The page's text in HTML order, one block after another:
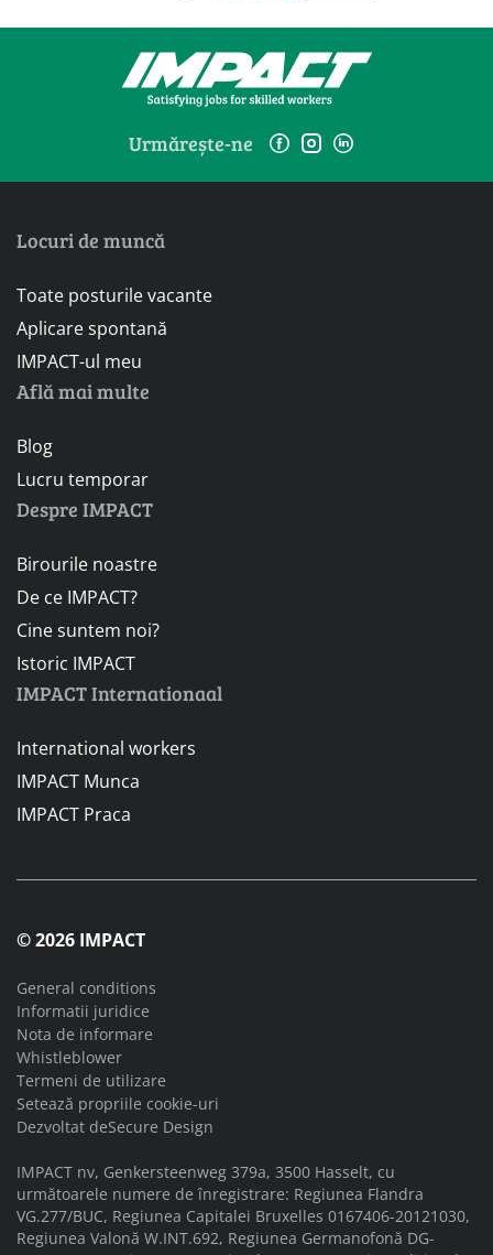
Urmărește-ne
Locuri de muncă
Toate posturile vacante
Aplicare spontană
IMPACT-ul meu
Află mai multe
Blog
Lucru temporar
Despre IMPACT
Birourile noastre
De ce IMPACT?
Cine suntem noi?
Istoric IMPACT
IMPACT Internationaal
International workers
IMPACT Munca
IMPACT Praca
© 2026 IMPACT
General conditions
Informatii juridice
Nota de informare
Whistleblower
Termeni de utilizare
Setează propriile cookie-uri
Dezvoltat deSecure Design
IMPACT nv, Genkersteenweg 379a, 3500 Hasselt, cu
următoarele numere de înregistrare: Regiunea Flandra
VG.277/BUC, Regiunea Capitalei Bruxelles 0167406-20121030,
Regiunea Valonă W.INT.692, Regiunea Germanofonă DG-